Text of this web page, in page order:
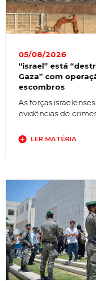
05/08/2026
“israel” está
Gaza” com
escombros
As forças
evidências de
LER MATÉRIA